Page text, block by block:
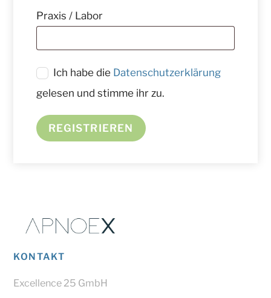
Praxis / Labor
Ich habe die Datenschutzerklärung
gelesen und stimme ihr zu.
REGISTRIEREN
KONTAKT
Excellence 25 GmbH